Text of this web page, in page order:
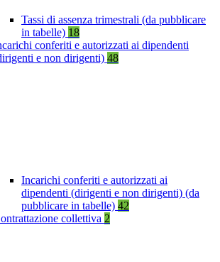
Tassi di assenza trimestrali (da pubblicare
in tabelle) 18
conferiti e autorizzati ai dipendenti
e non dirigenti) 48
Incarichi conferiti e autorizzati ai
dipendenti (dirigenti e non dirigenti) (da
pubblicare in tabelle) 42
collettiva 2